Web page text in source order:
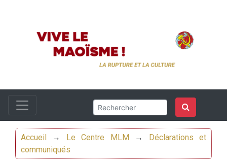
Accueil → Le Centre MLM →
Déclarations et
communiqués